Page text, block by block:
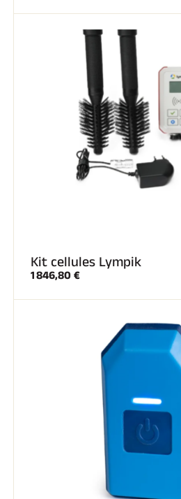
Kit cellules Lympik
1 846,80 €